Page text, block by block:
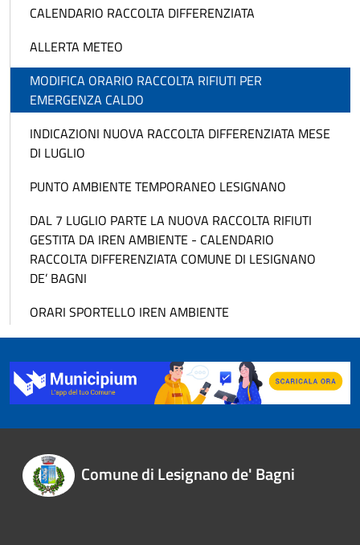
CALENDARIO RACCOLTA DIFFERENZIATA
ALLERTA METEO
MODIFICA ORARIO RACCOLTA RIFIUTI PER
EMERGENZA CALDO
INDICAZIONI NUOVA RACCOLTA DIFFERENZIATA MESE
DI LUGLIO
PUNTO AMBIENTE TEMPORANEO LESIGNANO
DAL 7 LUGLIO PARTE LA NUOVA RACCOLTA RIFIUTI
GESTITA DA IREN AMBIENTE - CALENDARIO
RACCOLTA DIFFERENZIATA COMUNE DI LESIGNANO
DE’ BAGNI
ORARI SPORTELLO IREN AMBIENTE
Comune di Lesignano de' Bagni